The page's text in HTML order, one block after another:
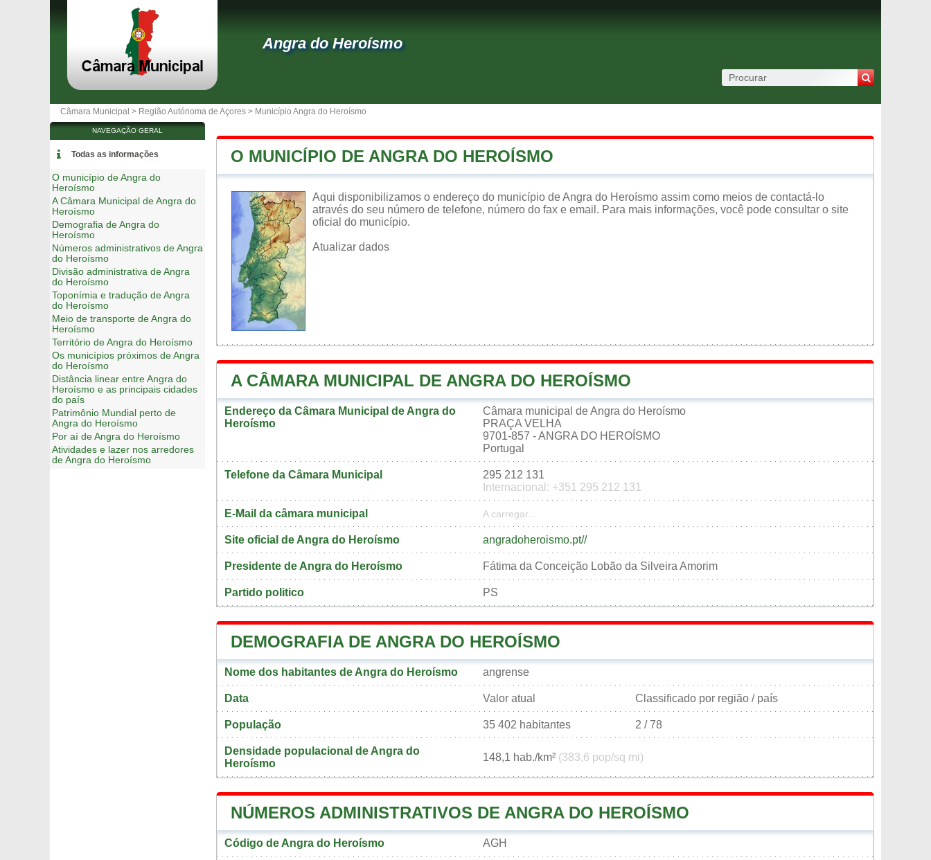
Angra do Heroísmo
Câmara Municipal > Região Autónoma de Açores > Município Angra do Heroísmo
O MUNICÍPIO DE ANGRA DO HEROÍSMO
Aqui disponibilizamos o endereço do município de Angra do Heroísmo assim como meios de contactá-lo
através do seu número de telefone, número do fax e email. Para mais informações, você pode consultar o site
oficial do município.
Atualizar dados
A CÂMARA MUNICIPAL DE ANGRA DO HEROÍSMO
Endereço da Câmara Municipal de Angra do
Heroísmo
Câmara municipal de Angra do Heroísmo
PRAÇA VELHA
9701-857 - ANGRA DO HEROÍSMO
Portugal
Telefone da Câmara Municipal
295 212 131
Internacional: +351 295 212 131
E-Mail da câmara municipal A carregar...
Site oficial de Angra do Heroísmo angradoheroismo.pt//
Presidente de Angra do Heroísmo Fátima da Conceição Lobão da Silveira Amorim
Partido politico PS
DEMOGRAFIA DE ANGRA DO HEROÍSMO
Nome dos habitantes de Angra do Heroísmo angrense
Data Valor atual Classificado por região / país
População 35 402 habitantes 2 / 78
Densidade populacional de Angra do
Heroísmo
148,1 hab./km² (383,6 pop/sq mi)
NÚMEROS ADMINISTRATIVOS DE ANGRA DO HEROÍSMO
Código de Angra do Heroísmo AGH
NAVEGAÇÃO GERAL
Todas as informações
O município de Angra do
Heroísmo
A Câmara Municipal de Angra do
Heroísmo
Demografia de Angra do
Heroísmo
Números administrativos de Angra
do Heroísmo
Divisão administrativa de Angra
do Heroísmo
Toponímia e tradução de Angra
do Heroísmo
Meio de transporte de Angra do
Heroísmo
Território de Angra do Heroísmo
Os municípios próximos de Angra
do Heroísmo
Distância linear entre Angra do
Heroísmo e as principais cidades
do país
Patrimônio Mundial perto de
Angra do Heroísmo
Por aí de Angra do Heroísmo
Atividades e lazer nos arredores
de Angra do Heroísmo